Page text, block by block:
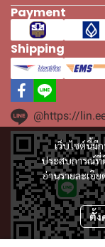
เว็บไซต์นี้มี
ประสบการณ์ที่
อ่านรายละเอีย
ตั้ง
Payment
Shipping
@https://